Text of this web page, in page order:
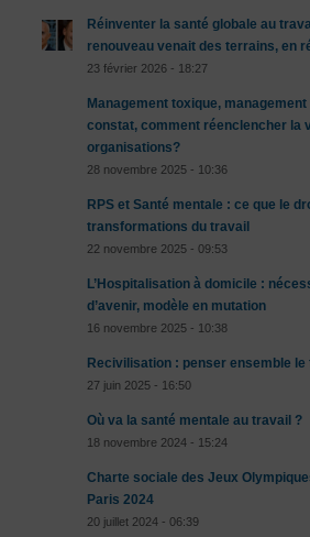
Réinventer la santé globale au
renouveau venait des terrains, en
23 février 2026 - 18:27
Management toxique,
constat, comment réenclencher la
organisations?
28 novembre 2025 - 10:36
RPS et Santé mentale : ce que le
transformations du travail
22 novembre 2025 - 09:53
L’Hospitalisation à domicile :
d’avenir, modèle en mutation
16 novembre 2025 - 10:38
Recivilisation : penser ensemble
27 juin 2025 - 16:50
Où va la santé mentale au travail ?
18 novembre 2024 - 15:24
Charte sociale des Jeux
Paris 2024
20 juillet 2024 - 06:39